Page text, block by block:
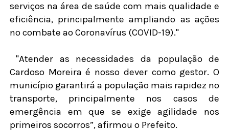
serviços na área de saúde com mais qualidade e
eficiência, principalmente ampliando as ações
no combate ao Coronavírus (COVID-19)."
"Atender as necessidades da população de
Cardoso Moreira é nosso dever como gestor. O
município garantirá a população mais rapidez no
transporte, principalmente nos casos de
emergência em que se exige agilidade nos
primeiros socorros”, afirmou o Prefeito.